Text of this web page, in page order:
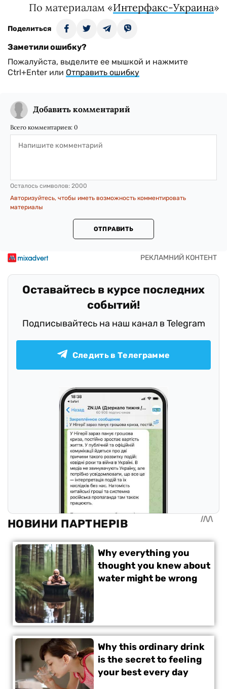
По материалам «Интерфакс-Украина»
Поделиться
Заметили ошибку?
Пожалуйста, выделите ее мышкой и нажмите
Ctrl+Enter или Отправить ошибку
Добавить комментарий
Всего комментариев: 0
Осталось символов: 2000
Авторизуйтесь, чтобы иметь возможность комментировать
материалы
ОТПРАВИТЬ
Оставайтесь в курсе последних
событий!
Подписывайтесь на наш канал в Telegram
Следить в Телеграмме